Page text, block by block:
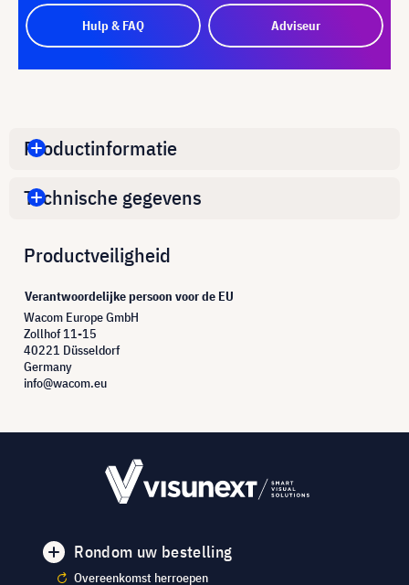
Hulp & FAQ Adviseur
Productinformatie
Technische gegevens
Productveiligheid
Verantwoordelijke persoon voor de EU
Wacom Europe GmbH
Zollhof 11-15
40221 Düsseldorf
Germany
info@wacom.eu
Rondom uw bestelling
Overeenkomst herroepen